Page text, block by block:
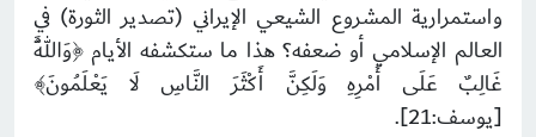
واستمرارية المشروع الشيعي الإيراني (تصدير الثورة) في
العالم الإسلامي أو ضعفه؟ هذا ما ستكشفه الأيام ﴿وَاللَّهُ
غَالِبٌ عَلَى أَمْرِهِ وَلَكِنَّ أَكْثَرَ النَّاسِ لَا يَعْلَمُونَ﴾
[يوسف:21].